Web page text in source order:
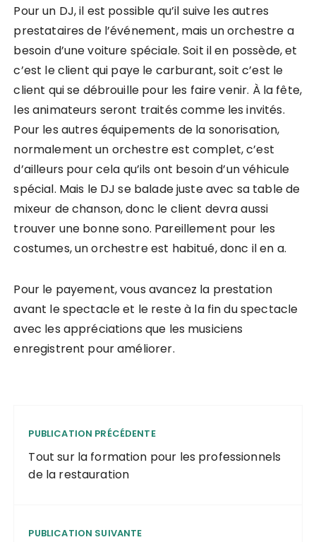
Pour un DJ, il est possible qu’il suive les autres
prestataires de l’événement, mais un orchestre a
besoin d’une voiture spéciale. Soit il en possède, et
c’est le client qui paye le carburant, soit c’est le
client qui se débrouille pour les faire venir. À la fête,
les animateurs seront traités comme les invités.
Pour les autres équipements de la sonorisation,
normalement un orchestre est complet, c’est
d’ailleurs pour cela qu’ils ont besoin d’un véhicule
spécial. Mais le DJ se balade juste avec sa table de
mixeur de chanson, donc le client devra aussi
trouver une bonne sono. Pareillement pour les
costumes, un orchestre est habitué, donc il en a.
Pour le payement, vous avancez la prestation
avant le spectacle et le reste à la fin du spectacle
avec les appréciations que les musiciens
enregistrent pour améliorer.
PUBLICATION PRÉCÉDENTE
Tout sur la formation pour les professionnels
de la restauration
PUBLICATION SUIVANTE